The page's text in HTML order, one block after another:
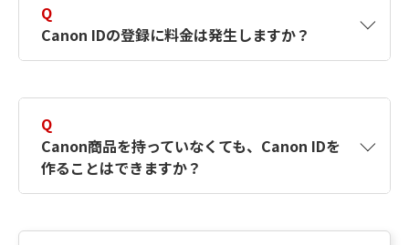
択したサービスから取得します。アカウントを
簡単に作成できるように、この情報を使用して
Canon IDの登録フォームを入力します。
Q
Canon IDの登録に料金は発生しますか？
Q
Canon商品を持っていなくても、Canon IDを
作ることはできますか？